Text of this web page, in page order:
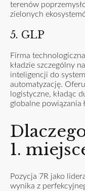
terenów
zielonych
5. GLP
Firma
kładzie szczególny
inteligencji do
automatyzację.
logistyczne, kładąc
globalne powiązania
1.
Pozycja 7R jako
wynika z